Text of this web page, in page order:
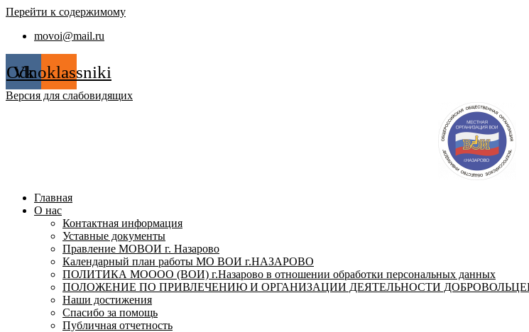
Перейти к содержимому
movoi@mail.ru
Vk
Odnoklassniki
Версия для слабовидящих
Главная
О нас
Контактная информация
Уставные документы
Правление МОВОИ г. Назарово
Календарный план работы МО ВОИ г.НАЗАРОВО
ПОЛИТИКА МОООО (ВОИ) г.Назарово в отношении обработки персональных данных
ПОЛОЖЕНИЕ ПО ПРИВЛЕЧЕНИЮ И ОРГАНИЗАЦИИ ДЕЯТЕЛЬНОСТИ
Наши достижения
Спасибо за помощь
Публичная отчетность